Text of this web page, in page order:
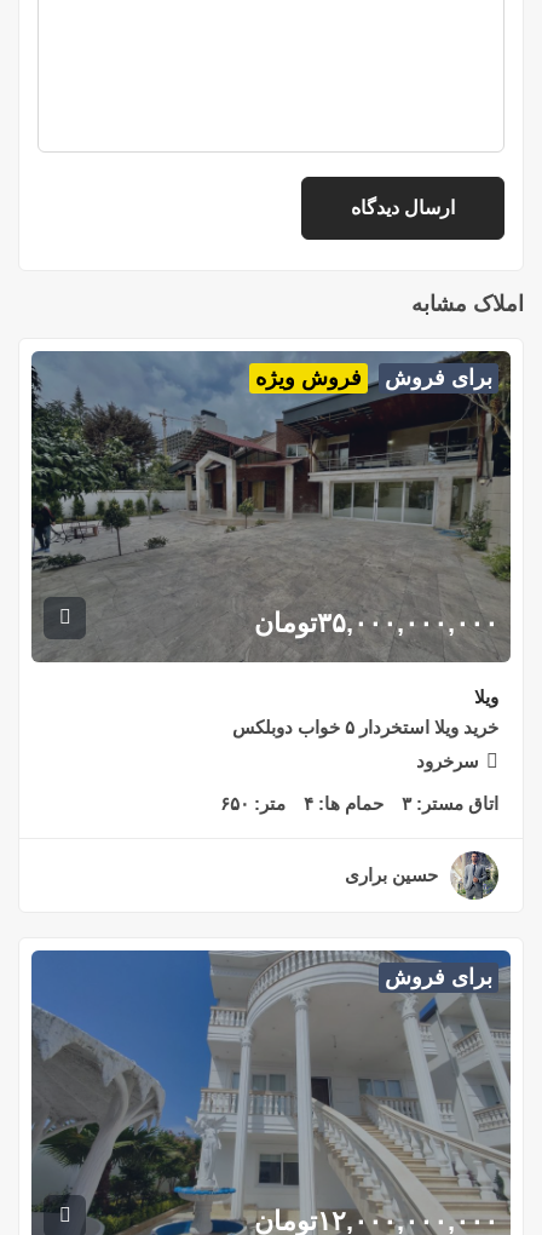
املاک مشابه
برای فروش فروش ویژه
۳۵,۰۰۰,۰۰۰,۰۰۰تومان
ویلا
خرید ویلا استخردار ۵ خواب دوبلکس
سرخرود
اتاق مستر:۳ حمام ها: ۴ متر: ۶۵۰
حسین براری
برای فروش
۱۲,۰۰۰,۰۰۰,۰۰۰تومان